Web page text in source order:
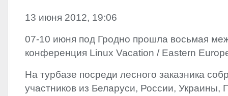
13 июня 2012, 19:06
07-10 июня под Гродно прошла восьмая
конференция Linux Vacation / Eastern
На турбазе посреди лесного заказника
участников из Беларуси, России, Украины,